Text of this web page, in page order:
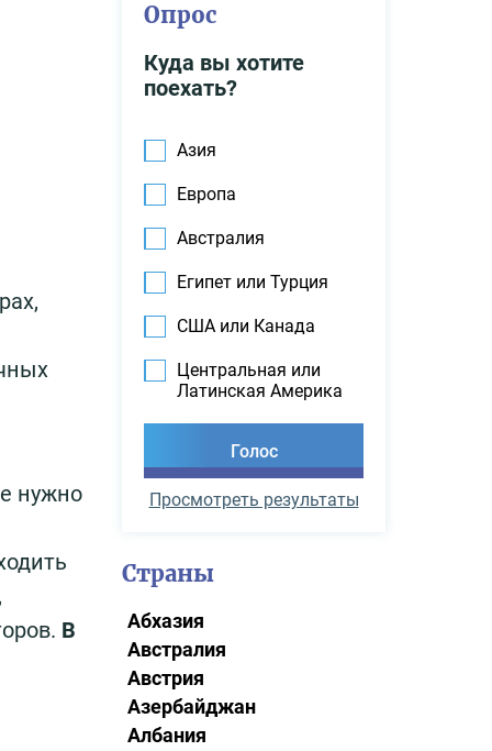
нужно
В
Опрос
Куда вы хотите
поехать?
Азия
Европа
Австралия
Египет или Турция
США или Канада
Центральная или
Латинская Америка
Просмотреть результаты
Страны
Абхазия
Австралия
Австрия
Азербайджан
Албания